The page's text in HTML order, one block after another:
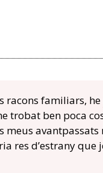
racons familiars, he
trobat ben poca
meus avantpassats
res d’estrany que